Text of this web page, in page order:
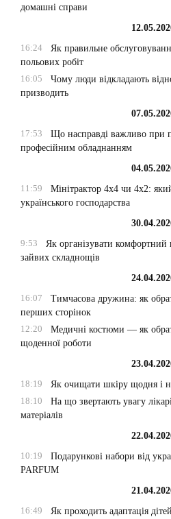
домашні справи
16:24
Як правильне
польових робіт
16:05
Чому люди відкладають
призводить
17:53
Що насправді важливо при
професійним обладнанням
11:59
Мінітрактор 4х4 чи 4х2:
українського господарства
9:53
Як організувати комфортний
зайвих складнощів
16:07
Тимчасова дружина: як
перших сторінок
12:20
Медичні костюми — як
щоденної роботи
18:19
Як очищати шкіру щодня і
18:10
На що звертають увагу
матеріалів
10:19
Подарункові набори від
PARFUM
16:49
Як проходить адаптація